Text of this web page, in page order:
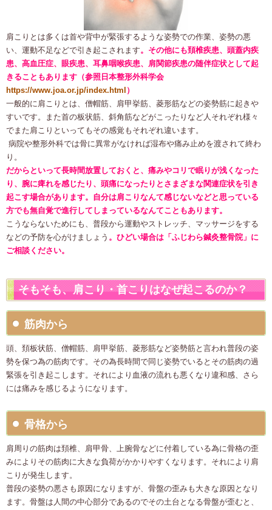
肩こりとは多くは首や背中が緊張するような姿勢での作業、姿勢の悪
い、運動不足などで引き起こされます。その他にも頚椎疾患、頭蓋内疾
患、高血圧症、眼疾患、耳鼻咽喉疾患、肩関節疾患の随伴症状として起
きることもあります（参照日本整形外科学会
https://www.joa.or.jp/index.html ）
一般的に肩こりとは、僧帽筋、肩甲挙筋、菱形筋などの姿勢筋に起きや
すいです。また首の板状筋、斜角筋などがこったりなど人それぞれ様々
で また肩こりといってもその感覚もそれぞれ違います。
病院や整形外科では骨に異常がなければ湿布や痛み止めを渡されて終わ
り。
だからといって長時間放置しておくと、痛みやコリで眠りが浅くなった
り、腕に痺れを感じたり、頭痛になったりとさまざまな関連症状を引き
起こす場合があります。自分は肩こりなんて感じないなどと思っている
方でも無自覚で進行してしまっているなんてこともあります。
こうならないためにも、普段から運動やストレッチ、マッサージをする
などの予防を心がけましょう 。ひどい場合は「ふじわら鍼灸整骨院」に
ご相談ください。
そもそも、肩こり・首こりはなぜ起こるのか？
筋肉から
頭、頚板状筋、僧帽筋、肩甲挙筋、菱形筋など姿勢筋と言われ普段の姿
勢を保つ為の筋肉です。その為長時間で同じ姿勢でいるとその筋肉の過
緊張を引き起こします。それにより血液の流れも悪くなり違和感、さら
には痛みを感じるようになります。
骨格から
肩周りの筋肉は頚椎、肩甲骨、上腕骨などに付着している為に骨格の歪
みによりその筋肉に大きな負荷がかかりやすくなります。それにより肩
こりが発生します。
普段の姿勢の悪さも原因になりますが、骨盤の歪みも大きな原因となり
ます。骨盤は人間の中心部分であるのでその土台となる骨盤が歪むと、